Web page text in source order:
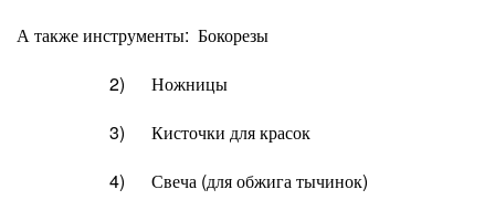
А также инструменты: Бокорезы
2) Ножницы
3) Кисточки для красок
4) Свеча (для обжига тычинок)